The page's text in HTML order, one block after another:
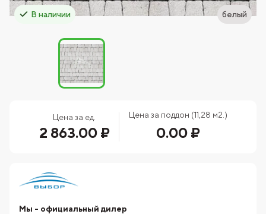
белый
В наличии
Цена за ед.
2 863.00 ₽
Цена за поддон (11,28 м2.)
0.00 ₽
Мы - официальный дилер